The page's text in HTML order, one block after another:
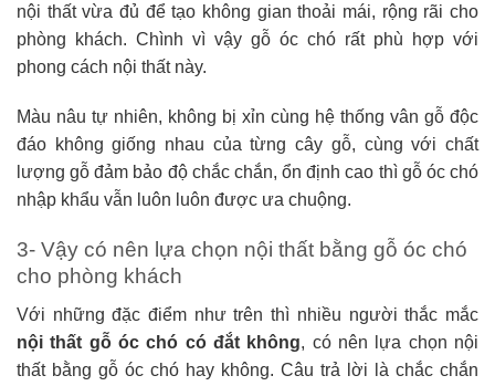
nội thất vừa đủ để tạo không gian thoải mái, rộng rãi cho
phòng khách. Chình vì vậy gỗ óc chó rất phù hợp với
phong cách nội thất này.
Màu nâu tự nhiên, không bị xỉn cùng hệ thống vân gỗ độc
đáo không giống nhau của từng cây gỗ, cùng với chất
lượng gỗ đảm bảo độ chắc chắn, ổn định cao thì gỗ óc chó
nhập khẩu vẫn luôn luôn được ưa chuộng.
3- Vậy có nên lựa chọn nội thất bằng gỗ óc chó
cho phòng khách
Với những đặc điểm như trên thì nhiều người thắc mắc
nội thất gỗ óc chó có đắt không, có nên lựa chọn nội
thất bằng gỗ óc chó hay không. Câu trả lời là chắc chắn